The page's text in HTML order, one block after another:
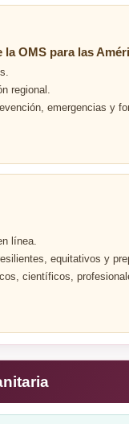
la OMS para las
regional.
emergencias y
línea.
equitativos y
científicos,